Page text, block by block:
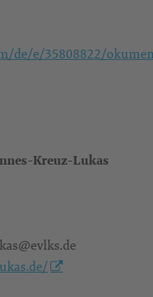
de/e/35808822/
Kreuz-Lukas